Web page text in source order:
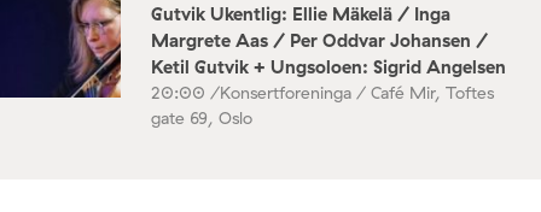
Gutvik Ukentlig: Ellie Mäkelä / Inga
Margrete Aas / Per Oddvar Johansen /
Ketil Gutvik + Ungsoloen: Sigrid Angelsen
20:00 /Konsertforeninga / Café Mir, Toftes
gate 69, Oslo